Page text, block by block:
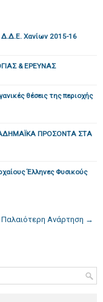
Δ.Δ.Ε. Χανίων 2015-16
& ΕΡΕΥΝΑΣ
θέσεις της περιοχής
ΠΡΟΣΟΝΤΑ ΣΤΑ
Έλληνες Φυσικούς
Παλαιότερη Ανάρτηση →